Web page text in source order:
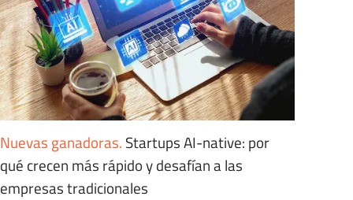
Nuevas ganadoras. Startups AI-native: por
qué crecen más rápido y desafían a las
empresas tradicionales